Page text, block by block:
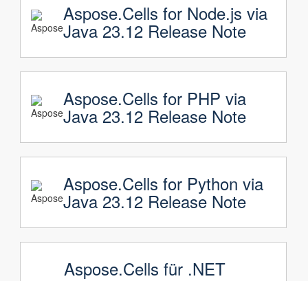
Aspose.Cells for Node.js via
Java 23.12 Release Note
Aspose.Cells for PHP via
Java 23.12 Release Note
Aspose.Cells for Python via
Java 23.12 Release Note
Aspose.Cells für .NET